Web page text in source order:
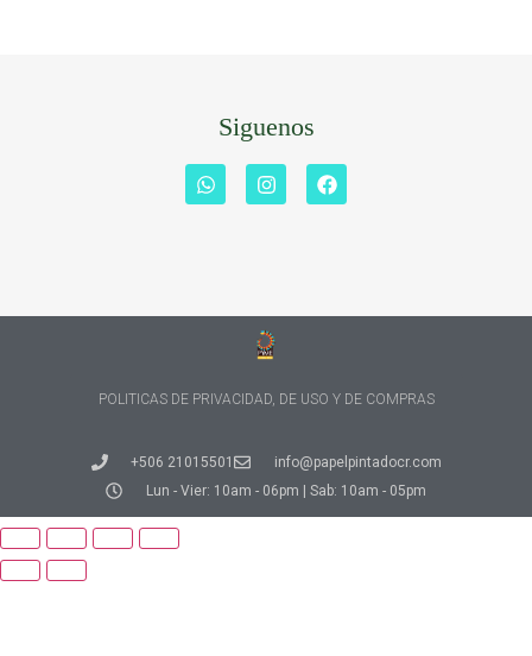
Siguenos
POLITICAS DE PRIVACIDAD, DE USO Y DE COMPRAS
+506 21015501
info@papelpintadocr.com
Lun - Vier: 10am - 06pm | Sab: 10am - 05pm